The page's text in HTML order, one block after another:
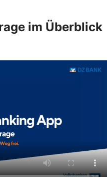
im Überblick